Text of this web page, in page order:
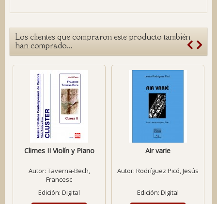
Los clientes que compraron este producto también
han comprado...
Climes II Violín y Piano
Autor: Taverna-Bech,
Francesc
Edición: Digital
Air varie
Autor: Rodríguez Picó, Jesús
Edición: Digital